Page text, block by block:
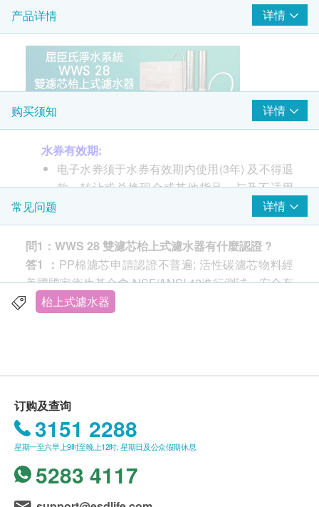
产品详情 详情
购买须知 详情
水券有效期:
电子水券须于水券有效期内使用(3年) 及不得退
款、转让或兑换现金或其他货品，与及不适用
送货安排:
货品安排于由确认订购日起计七至十个工作天
内，依地区之货期由屈臣氏蒸馏水送上。
送货服务只限本地，送货范围包括港岛、九龙
及新界的一般地区。
送货费用:
樽装蒸馏水: 客户每次须订购最少两箱8公升/ 12
公升/ 18公升装蒸馏水方可享有免费送货服务。
水机: 享免费送货服务
常见问题 详情
問1 ： WWS 28 雙濾芯枱上式濾水器有什麼認證?
答1 ： PP棉濾芯申請認證不普遍; 活性碳濾芯物料經
美國國家衛生基金會 NSF/ANSI 42進行測試，安全有
效。
(2) 活性炭濾芯有效去除異味、提升口感。吸附氯、過
濾溶解性鉛和固體鉛
問 3：如何更換濾芯 ?
答3：逆時針旋轉扭開不鏽鋼濾水器機身，然後將新
枱上式濾水器
订购及查询
3151 2288
星期一至六早上9时至晚上12时; 星期日及公众假期休息
5283 4117